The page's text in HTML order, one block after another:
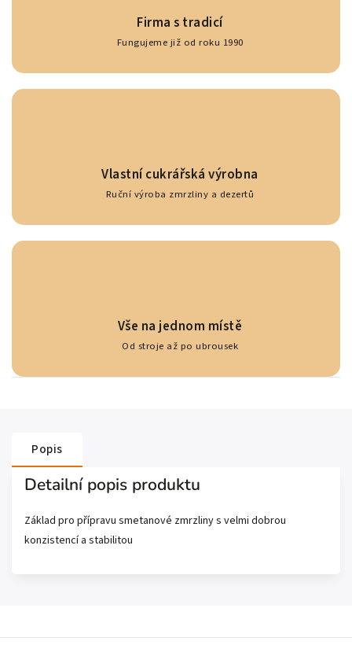
Firma s tradicí
Fungujeme již od roku 1990
Vlastní cukrářská výrobna
Ruční výroba zmrzliny a dezertů
Vše na jednom místě
Od stroje až po ubrousek
Popis
Detailní popis produktu
Základ pro přípravu smetanové zmrzliny s velmi dobrou
konzistencí a stabilitou